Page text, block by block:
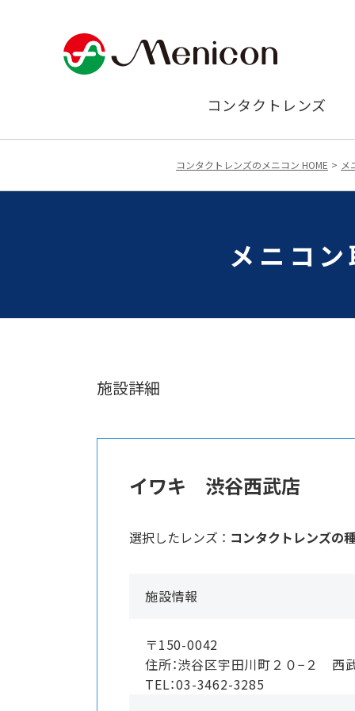
コンタクトレンズ
コンタクトレンズのメニコン HOME メ
メニコ
施設詳細
イワキ 渋谷西武店
選択したレンズ ： コンタクトレンズの
施設情報
〒150-0042
住所：渋谷区宇田川町２０−２ 西
TEL：03-3462-3285